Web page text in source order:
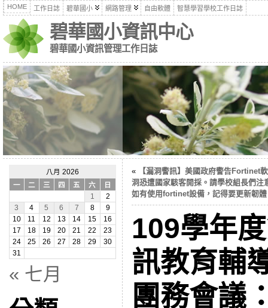
HOME 工作日誌 碧華國小 網路管理 自由軟體 智慧學習學校工作日誌
碧華國小資訊中心
碧華國小資訊管理工作日誌
八月 2026
一
二 三 四 五 六
日
1
2
3
4 5 6 7 8
9
10
11 12 13 14 15
16
17
18 19 20 21 22
23
24
25 26 27 28 29
30
31
« 七月
«
【漏洞警訊】美國政府警告Fortinet
洞恐遭國家駭客開採。請學校組長們注
如有使用fortinet設備，記得要更新韌
109學年
訊教育輔
團務會議